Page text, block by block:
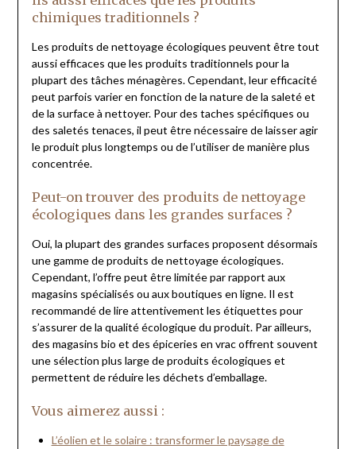
chimiques traditionnels ?
Les produits de nettoyage écologiques peuvent être tout
aussi efficaces que les produits traditionnels pour la
plupart des tâches ménagères. Cependant, leur efficacité
peut parfois varier en fonction de la nature de la saleté et
de la surface à nettoyer. Pour des taches spécifiques ou
des saletés tenaces, il peut être nécessaire de laisser agir
le produit plus longtemps ou de l’utiliser de manière plus
concentrée.
Peut-on trouver des produits de nettoyage
écologiques dans les grandes surfaces ?
Oui, la plupart des grandes surfaces proposent désormais
une gamme de produits de nettoyage écologiques.
Cependant, l’offre peut être limitée par rapport aux
magasins spécialisés ou aux boutiques en ligne. Il est
recommandé de lire attentivement les étiquettes pour
s’assurer de la qualité écologique du produit. Par ailleurs,
des magasins bio et des épiceries en vrac offrent souvent
une sélection plus large de produits écologiques et
permettent de réduire les déchets d’emballage.
Vous aimerez aussi :
L’éolien et le solaire : transformer le paysage de